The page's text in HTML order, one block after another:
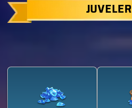
JUVELER